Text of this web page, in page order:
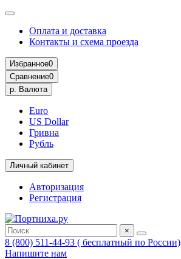
Оплата и доставка
Контакты и схема проезда
Избранное0
Сравнение0
р. Валюта
Euro
US Dollar
Гривна
Рубль
Личный кабинет
Авторизация
Регистрация
×
8 (800) 511-44-93 ( бесплатный по России)
Напишите нам